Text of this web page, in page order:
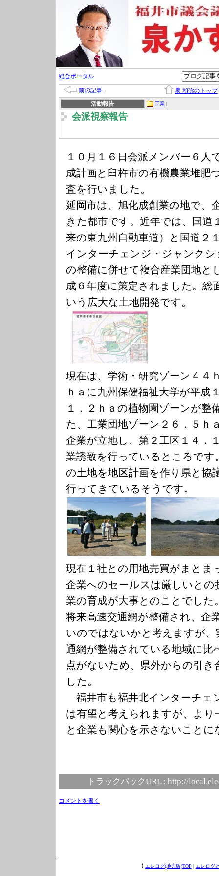
総合ポータル
前の記事
泉 和弥のトップ
活動報告
工業 |
会派視察報告
１０月１６日会派メンバー６人
成計画と臼杵市の有機農業堆肥
査を行いました。
延岡市は、旭化成創業の地で、
きた都市です。近年では、国道
来の東九州自動車道）と国道２
インターチェンジ・ジャンクシ
の整備に併せて複合産業団地と
成６年度に策定されました。総
いう広大な土地開発です。
現在は、学術・研究ゾーン４４
ｈａに九州保健福祉大学が平成
１．２ｈａの植物園ゾーンが整
た、工業団地ゾーン２６．５ｈ
企業が立地し、第２工区１４．
業誘致を行っているところです
の土地を地区計画を作り県と協
行ってきているそうです。
現在１社との用地売買がまとま
企業へのセールスは厳しいとの
業の育成が大事とのことでした
将来高速交通網が整備され、企
いのではないかと考えますが
通網が整備されている地域に比
点がないため、県外からの引
した。
福井市も福井北インターチェ
は有望と考えられますが、より
と企業も関心を示さないことに
トラックバックURL : http://
コメントを書く
【 エレログ(地方版)TOP | エレログ